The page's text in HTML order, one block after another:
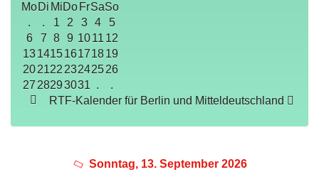
MoDi MiDo FrSaSo
.
. 1 2 3 4
5
6
7 8 9 1011 12
13141516171819
202122 23242526
27 28293031 .
.
RTF-Kalender für Berlin und Mitteldeutschland
Sonntag, 13. September 2026